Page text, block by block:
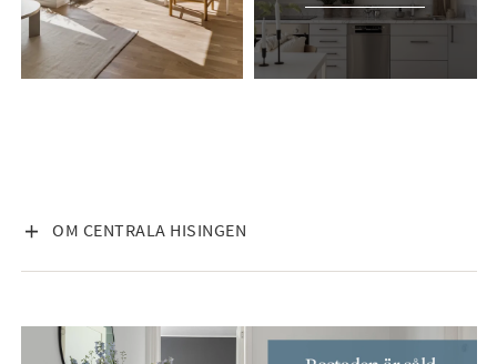
OM CENTRALA HISINGEN
VISA INNEHÅLL